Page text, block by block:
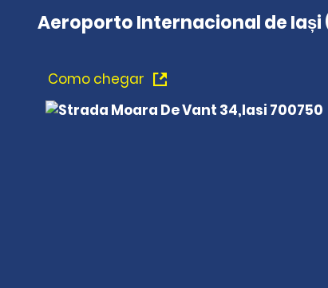
Aeroporto Internacional de Iași
Como chegar